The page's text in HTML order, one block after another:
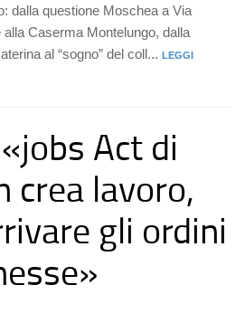
dalla questione Moschea a Via
Caserma Montelungo, dalla
al “sogno” del coll... LEGGI
Act di
crea lavoro,
gli ordini